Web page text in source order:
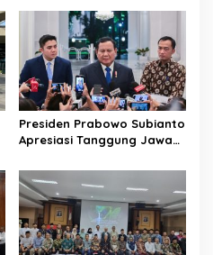
Awal
Presiden Prabowo Subianto
Apresiasi Tanggung Jawab
Kontroversi Publik